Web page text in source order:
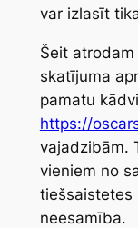
var izlasīt
Šeit
skatījuma
pamatu
https://
vajadzibām.
vieniem no
tiešsaistetes
neesamība.